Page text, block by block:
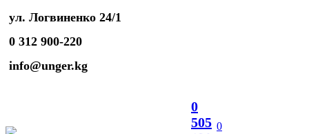
ул. Логвиненко 24/1
0 312 900-220
info@unger.kg
0
505 0